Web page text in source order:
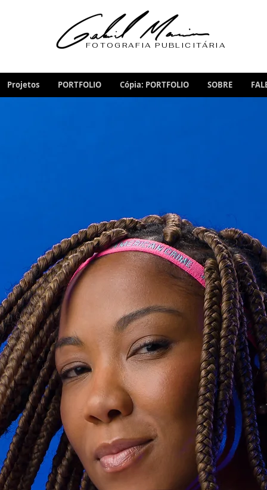
FOTOGRAFIA PUBLICITÁRIA
Projetos PORTFOLIO Cópia: PORTFOLIO SOBRE